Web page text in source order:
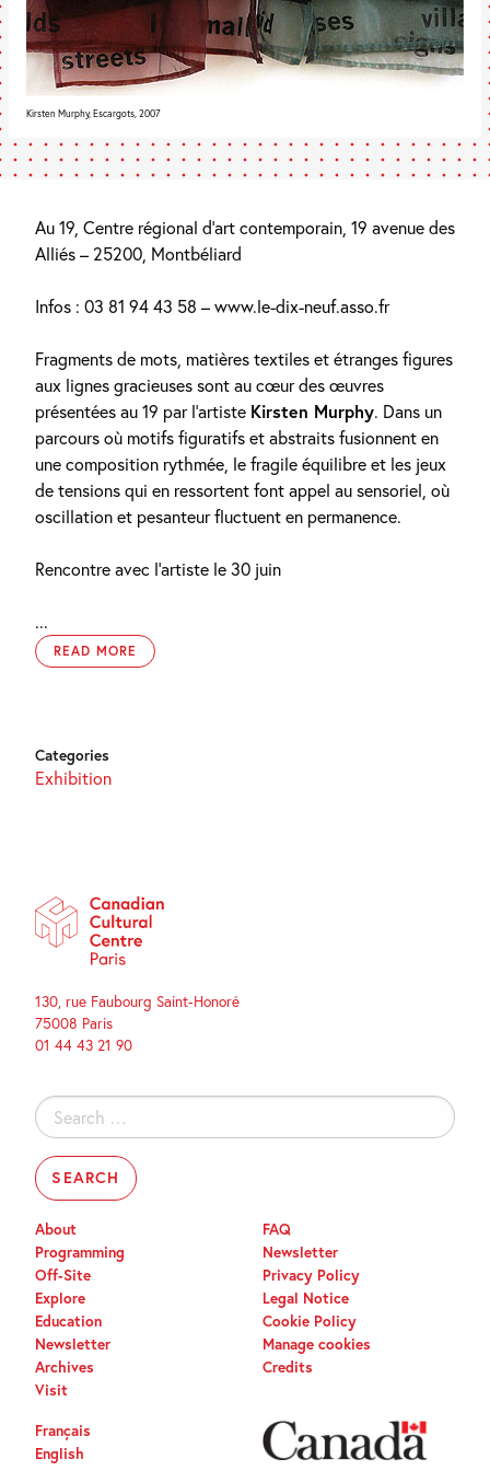
Kirsten Murphy, Escargots, 2007
Au 19, Centre régional d’art contemporain, 19 avenue des
Alliés – 25200, Montbéliard
Infos : 03 81 94 43 58 – www.le-dix-neuf.asso.fr
Fragments de mots, matières textiles et étranges figures
aux lignes gracieuses sont au cœur des œuvres
présentées au 19 par l’artiste Kirsten Murphy. Dans un
parcours où motifs figuratifs et abstraits fusionnent en
une composition rythmée, le fragile équilibre et les jeux
de tensions qui en ressortent font appel au sensoriel, où
oscillation et pesanteur fluctuent en permanence.
Rencontre avec l’artiste le 30 juin
...
READ MORE
Categories
Exhibition
130, rue Faubourg Saint-Honoré
75008 Paris
01 44 43 21 90
Search
for:
About
Programming
Off-Site
Explore
Education
Newsletter
Archives
Visit
FAQ
Newsletter
Privacy Policy
Legal Notice
Cookie Policy
Manage cookies
Credits
Français
English